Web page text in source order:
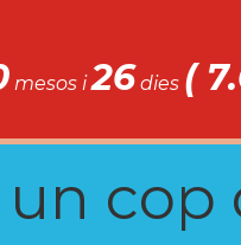
mesos i26dies (